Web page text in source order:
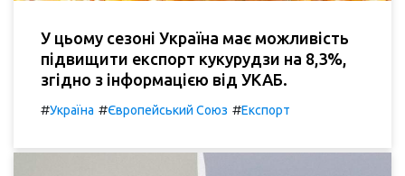
У цьому сезоні Україна має можливість
підвищити експорт кукурудзи на 8,3%,
згідно з інформацією від УКАБ.
#Україна #Європейський Союз #Експорт